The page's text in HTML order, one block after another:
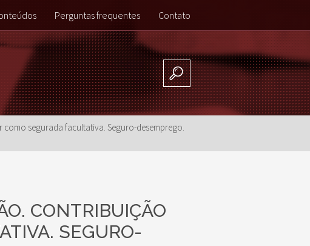
Perguntas frequentes Contato
como segurada facultativa. Seguro-desemprego.
CONTRIBUIÇÃO
SEGURO-